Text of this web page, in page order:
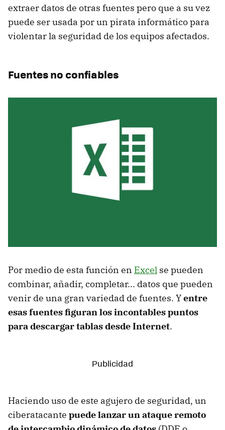
extraer datos de otras fuentes pero que a su vez
puede ser usada por un pirata informático para
violentar la seguridad de los equipos afectados.
Fuentes no confiables
Por medio de esta función en Excel se pueden
combinar, añadir, completar... datos que pueden
venir de una gran variedad de fuentes. Yentre
esas fuentes figuran los incontables puntos
para descargar tablas desde Internet.
Haciendo uso de este agujero de seguridad, un
ciberatacante puede lanzar un ataque remoto